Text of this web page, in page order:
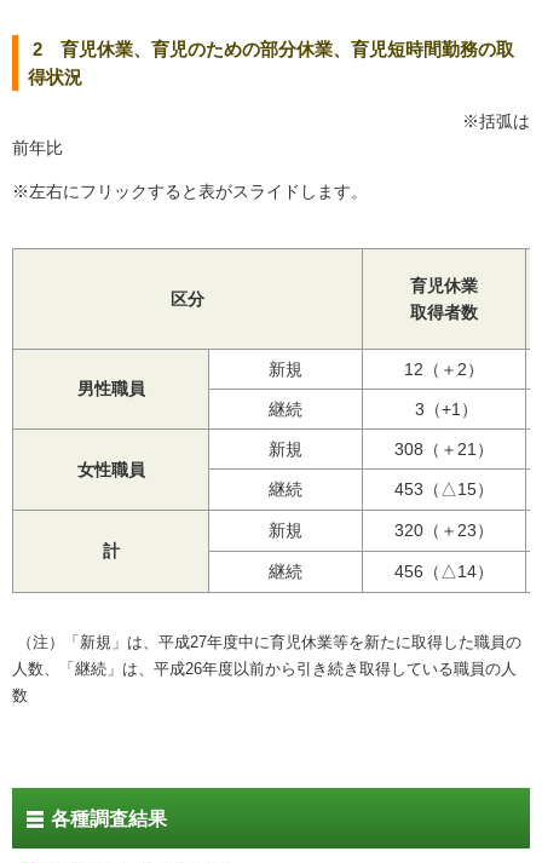
2 育児休業、育児のための部分休業、育児短時間勤務の取
得状況
※括弧は
前年比
※左右にフリックすると表がスライドします。
区分
育児休業
取得者数
男性職員
新規 12（＋2）
継続 3（+1）
女性職員
新規 308（＋21）
継続 453（△15）
計
新規 320（＋23）
継続 456（△14）
（注）「新規」は、平成27年度中に育児休業等を新たに取得した職員の
人数、
「継続」は、平成26年度以前から引き続き取得している職員の人
数
各種調査結果